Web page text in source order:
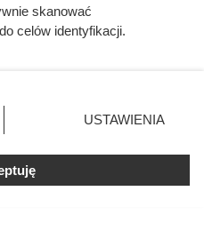
milczenie. „Żyliśmy
skanować
celów identyfikacji.
ustawień prywatności
rogu strony. Niektóre
sprzeciwić się takiemu
miały zastosowania tylko
USTAWIENIA